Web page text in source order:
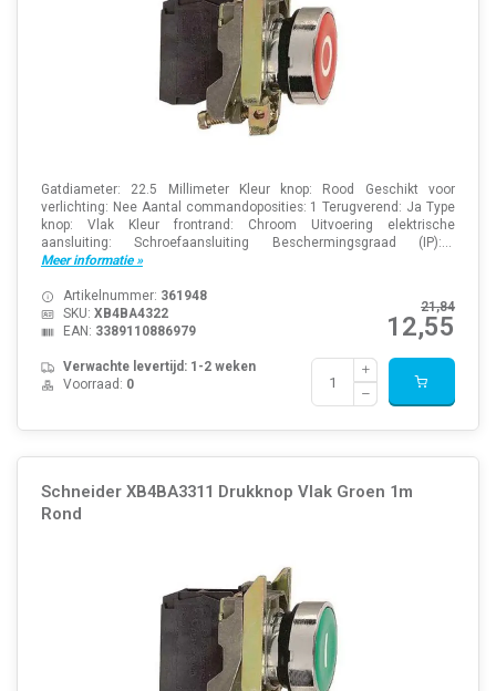
Gatdiameter: 22.5 Millimeter Kleur knop: Rood Geschikt voor
verlichting: Nee Aantal commandoposities: 1 Terugverend: Ja Type
knop: Vlak Kleur frontrand: Chroom Uitvoering elektrische
aansluiting: Schroefaansluiting Beschermingsgraad (IP):...
Meer informatie »
21,84
12,55
Artikelnummer: 361948
SKU: XB4BA4322
EAN: 3389110886979
Verwachte levertijd: 1-2 weken
Voorraad: 0
Schneider XB4BA3311 Drukknop Vlak Groen 1m
Rond